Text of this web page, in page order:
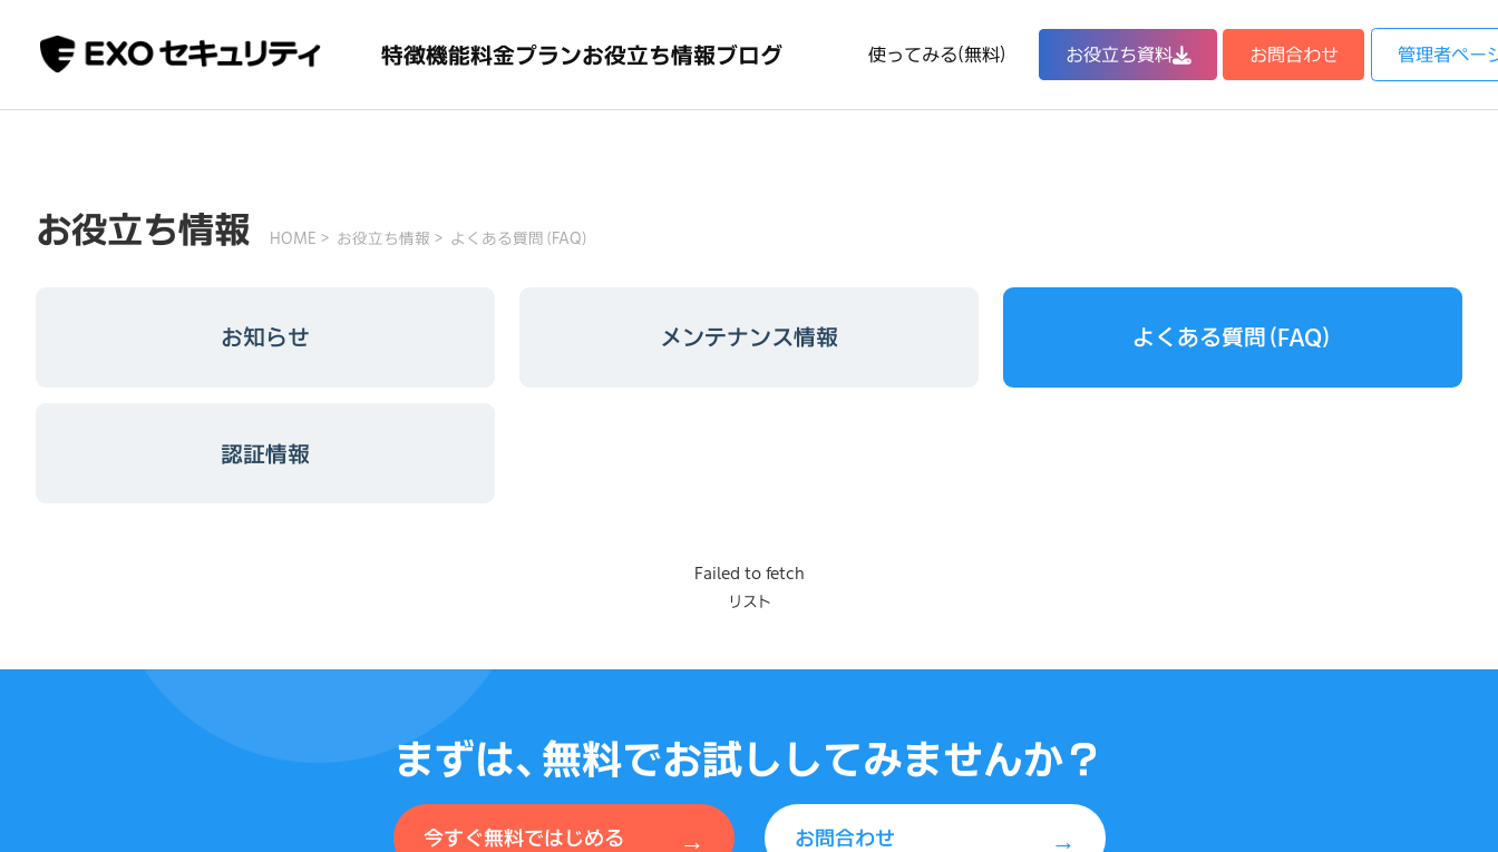
特徴機能料金プランお役立ち情報ブログ 使ってみる(無料) お役立ち資料 お問合わせ 管理者ペー
お役立ち情報 HOME お役立ち情報 よくある質問（FAQ）
お知らせ メンテナンス情報 よくある質問（FAQ）
認証情報
Failed to fetch
リスト
まずは、無料でお試ししてみませんか？
今すぐ無料ではじめる → お問合わせ →